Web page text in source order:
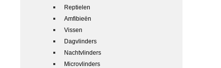
Reptielen
Amfibieën
Vissen
Dagvlinders
Nachtvlinders
Microvlinders